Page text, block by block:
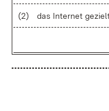
(2) das In­ter­net